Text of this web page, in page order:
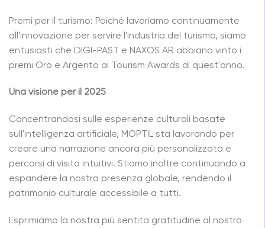
Premi per il turismo: Poiché lavoriamo continuamente
all'innovazione per servire l'industria del turismo, siamo
entusiasti che DIGI-PAST e NAXOS AR abbiano vinto i
premi Oro e Argento ai Tourism Awards di quest'anno.
Una visione per il 2025
Concentrandosi sulle esperienze culturali basate
sull'intelligenza artificiale, MOPTIL sta lavorando per
creare una narrazione ancora più personalizzata e
percorsi di visita intuitivi. Stiamo inoltre continuando a
espandere la nostra presenza globale, rendendo il
patrimonio culturale accessibile a tutti.
Esprimiamo la nostra più sentita gratitudine al nostro